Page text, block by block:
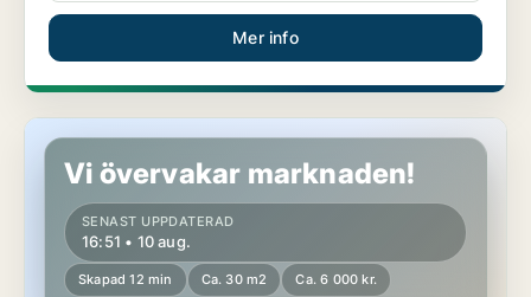
Mer info
Rum i Solna
Vi övervakar marknaden!
SENAST UPPDATERAD
16:51 • 10 aug.
Skapad 12 min Ca. 30 m2 Ca. 6 000 kr.